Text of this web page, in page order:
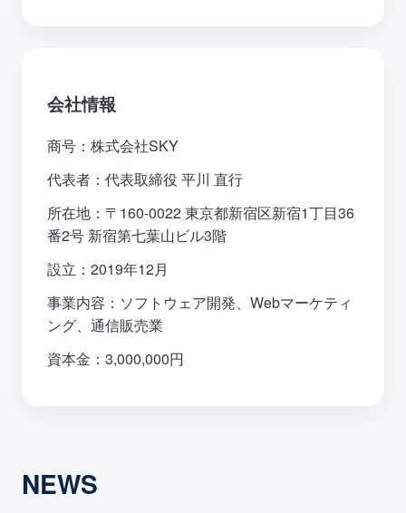
会社情報
商号：株式会社SKY
代表者：代表取締役 平川 直行
所在地：〒160-0022 東京都新宿区新宿1丁目36
番2号 新宿第七葉山ビル3階
設立：2019年12月
事業内容：ソフトウェア開発、Webマーケティ
ング、通信販売業
資本金：3,000,000円
NEWS